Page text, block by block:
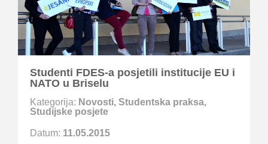
Studenti FDES-a posjetili institucije EU i
NATO u Briselu
Kategorija: Novosti, Studentska praksa,
Studijske posjete
Datum: 11.05.2015